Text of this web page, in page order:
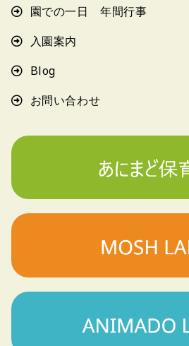
園での一日 年間行事
入園案内
Blog
お問い合わせ